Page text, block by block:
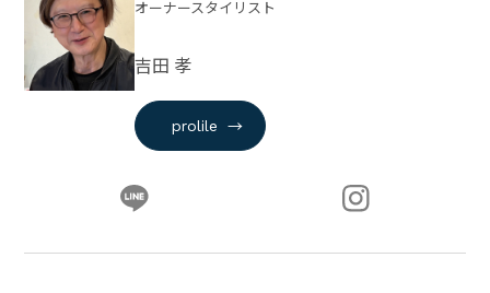
オーナースタイリスト
吉田 孝
prolile →